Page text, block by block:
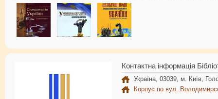
Контактна інформація
Україна, 03039, м. Київ,
Корпус по вул.